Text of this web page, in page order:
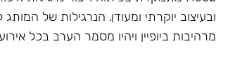
ובעיצוב יוקרתי ומעודן. הנרגילות של
מרהיבות ביופיין ויהיו מסמר הערב בכל